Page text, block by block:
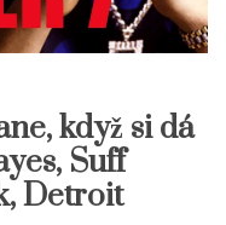
když si dá
Suff
Detroit